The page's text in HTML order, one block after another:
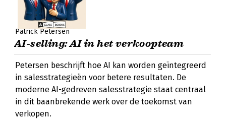
Patrick Petersen
AI-selling: AI in het verkoopteam
Petersen beschrijft hoe AI kan worden geïntegreerd
in salesstrategieën voor betere resultaten. De
moderne AI-gedreven salesstrategie staat centraal
in dit baanbrekende werk over de toekomst van
verkopen.